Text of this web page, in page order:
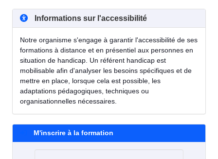
Informations sur l'accessibilité
Notre organisme s'engage à garantir l'accessibilité de ses
formations à distance et en présentiel aux personnes en
situation de handicap. Un référent handicap est
mobilisable afin d'analyser les besoins spécifiques et de
mettre en place, lorsque cela est possible, les
adaptations pédagogiques, techniques ou
organisationnelles nécessaires.
M'inscrire à la formation